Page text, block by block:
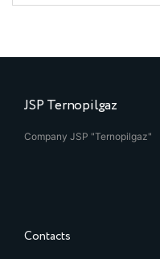
JSP Ternopilgaz
Company JSP "Ternopilgaz"
Contacts